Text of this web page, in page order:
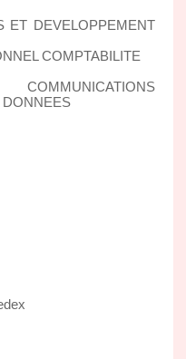
ET DEVELOPPEMENT
COMPTABILITE